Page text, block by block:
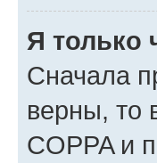
Я только
Сначала
верны, то
COPPA и